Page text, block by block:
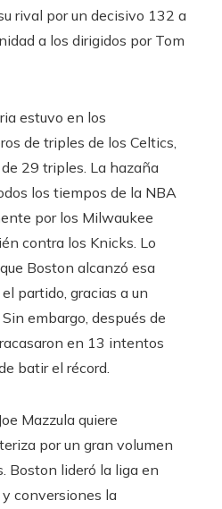
rival por un decisivo 132 a
a los dirigidos por Tom
estuvo en los
de triples de los Celtics,
29 triples. La hazaña
los tiempos de la NBA
por los Milwaukee
contra los Knicks. Lo
Boston alcanzó esa
partido, gracias a un
embargo, después de
en 13 intentos
batir el récord.
Mazzula quiere
por un gran volumen
Boston lideró la liga en
conversiones la